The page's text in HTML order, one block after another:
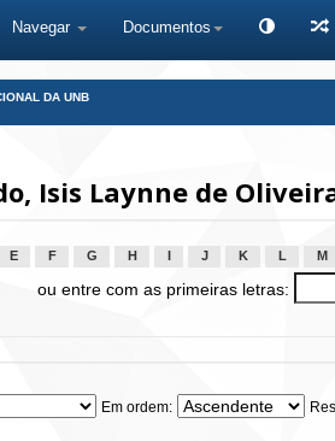
Navegar Documentos
DA UNB
Isis Laynne de
E F G H J K L M
ou entre com as primeiras letras:
Em ordem: